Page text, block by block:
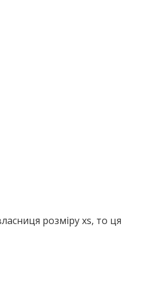
розміру xs, то ця